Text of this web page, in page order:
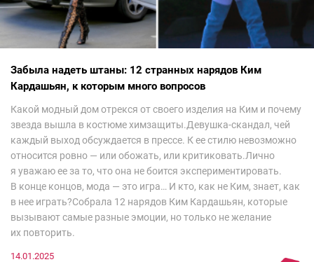
Забыла надеть штаны: 12 странных нарядов Ким
Кардашьян, к которым много вопросов
Какой модный дом отрекся от своего изделия на Ким и почему
звезда вышла в костюме химзащиты.Девушка-скандал, чей
каждый выход обсуждается в прессе. К ее стилю невозможно
относится ровно — или обожать, или критиковать.Лично
я уважаю ее за то, что она не боится экспериментировать.
В конце концов, мода — это игра… И кто, как не Ким, знает, как
в нее играть?Собрала 12 нарядов Ким Кардашьян, которые
вызывают самые разные эмоции, но только не желание
их повторить.
14.01.2025